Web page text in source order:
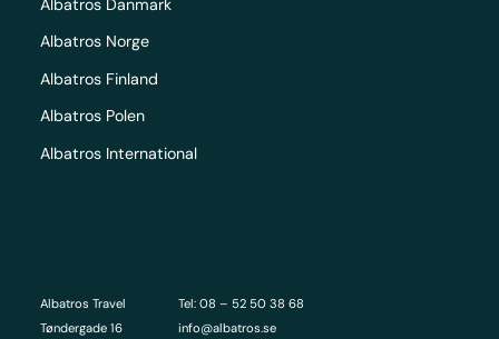
Albatros Travel
Tøndergade 16
Tel: 08 – 52 50 38 68
info@albatros.se
Albatros Danmark
Albatros Norge
Albatros Finland
Albatros Polen
Albatros International